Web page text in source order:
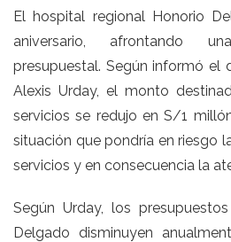
El hospital regional Honorio
aniversario, afrontando
presupuestal. Según informó el
Alexis Urday, el monto
servicios se redujo en S/1
situación que pondría en riesgo
servicios y en consecuencia la
Según Urday, los
Delgado disminuyen